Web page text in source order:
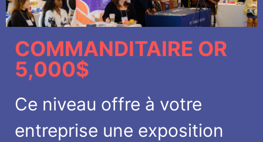
COMMANDITAIRE OR
5,000$
Ce niveau offre à votre
entreprise une exposition